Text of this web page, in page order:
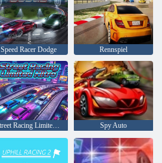
Speed Racer Dodge Rennspiel
Street Racing Limited Nitro Spy Auto